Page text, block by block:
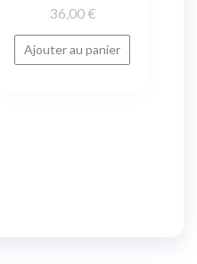
36,00 €
Ajouter au panier